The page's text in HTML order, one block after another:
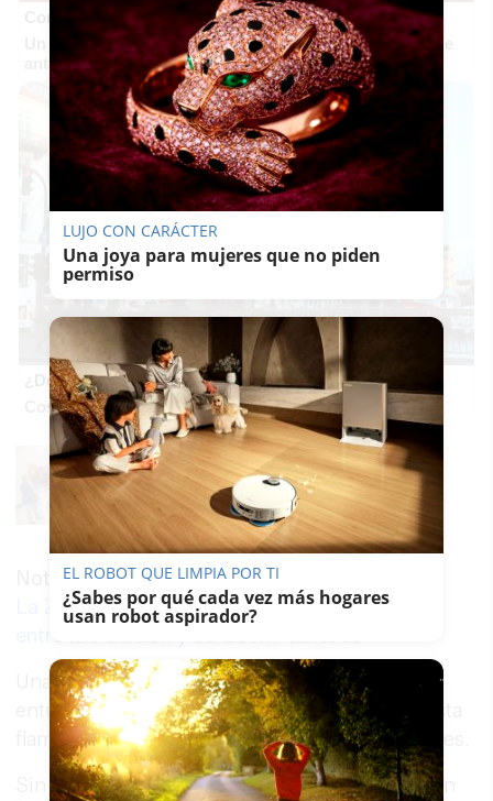
Corepunk MMORPG
Un verdadero MMORPG de la vieja escuela ¡Cómo los de
antes, pero mejor!
¿De verdad hacen esto?
Costumbres que rompen todos los esquemas
Noticia relacionada
La Zambomba de Jerez, en el diván:
entre la tradición y su 'boom' turístico
Una Zambomba que ha tenido lugar esta tarde
entre un ambiente extraordinaria y con una fiesta
flamenca por bulerías, como mandan los cánones.
Sin micrófonos, sin necesidad de asomarse a un
LUJO CON CARÁCTER
Una joya para mujeres que no piden
permiso
EL ROBOT QUE LIMPIA POR TI
¿Sabes por qué cada vez más hogares
usan robot aspirador?